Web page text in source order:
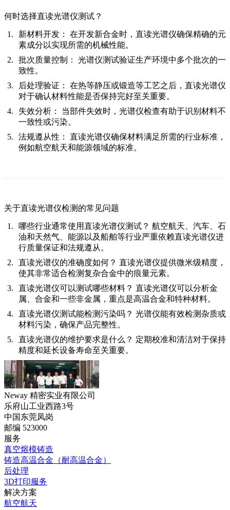
何时选择直读光谱仪测试？
新材料开发：
在开发新合金时，直读光谱仪确保精确的元
素成分以实现所需的机械性能。
批次质量控制：
光谱仪测试验证生产环境中多个批次的一
致性。
后处理验证：
在热等静压或锻造等工艺之后，直读光谱仪
对于确认材料性能是否保持完好至关重要。
失效分析：
当部件失效时，光谱仪检查有助于识别材料不
一致性或污染。
法规遵从性：
直读光谱仪确保材料满足所需的行业标准，
例如航空航天和能源领域的标准。
关于直读光谱仪检测的常见问题
哪些行业通常使用直读光谱仪测试？ 航空航天、汽车、石
油和天然气、能源以及船舶等行业严重依赖直读光谱仪进
行质量保证和法规遵从。
直读光谱仪的准确度如何？ 直读光谱仪提供微米级精度，
使其非常适合检测复杂合金中的痕量元素。
直读光谱仪可以测试哪些材料？ 直读光谱仪可以分析金
属、合金和一些非金属，重点是高温合金和特种材料。
直读光谱仪测试能检测污染吗？ 光谱仪能有效检测杂质或
材料污染，确保产品完整性。
直读光谱仪的维护要求是什么？ 定期校准和清洁对于保持
精度和延长设备寿命至关重要。
Neway 精密实业有限公司
乐府山工业西路3号
中国东莞凤岗
邮编 523000
服务
真空熔模铸造
铸造高温合金（耐高温合金）
后处理
3D打印服务
解决方案
航空航天